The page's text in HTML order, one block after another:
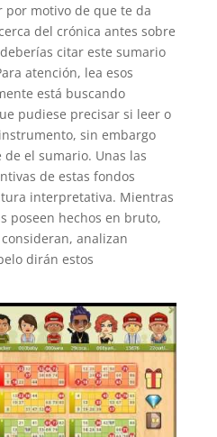
motivo de que te da
del crónica antes sobre
citar este sumario
atención, lea esos
está buscando
pudiese precisar si leer o
sin embargo
el sumario. Unas las
de estas fondos
interpretativa. Mientras
poseen hechos en bruto,
analizan
dirán estos